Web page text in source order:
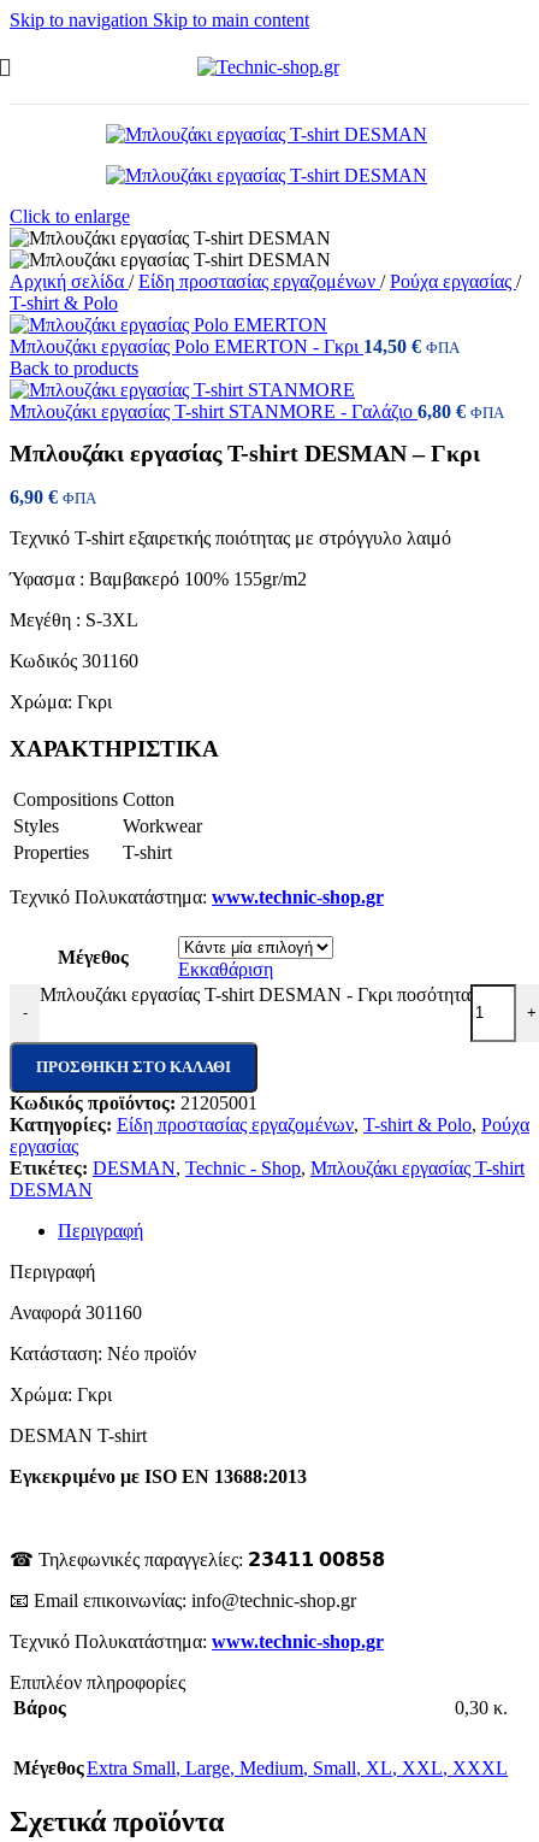
Skip to navigation Skip to main content
Click to enlarge
Αρχική σελίδα / Είδη προστασίας εργαζομένων / Ρούχα εργασίας /
T-shirt & Polo
Μπλουζάκι εργασίας Polo EMERTON - Γκρι 14,50 € ΦΠΑ
Back to products
Μπλουζάκι εργασίας T-shirt STANMORE - Γαλάζιο 6,80 € ΦΠΑ
Μπλουζάκι εργασίας T-shirt DESMAN – Γκρι
6,90 € ΦΠΑ
Τεχνικό T-shirt εξαιρετκής ποιότητας με στρόγγυλο λαιμό
Ύφασμα : Βαμβακερό 100% 155gr/m2
Μεγέθη : S-3XL
Κωδικός 301160
Χρώμα: Γκρι
ΧΑΡΑΚΤΗΡΙΣΤΙΚΑ
Compositions Cotton
Styles
Workwear
Properties
T-shirt
Τεχνικό Πολυκατάστημα: www.technic-shop.gr
Μέγεθος
Εκκαθάριση
-
Μπλουζάκι εργασίας T-shirt DESMAN - Γκρι ποσότητα
+
ΠΡΟΣΘΉΚΗ ΣΤΟ ΚΑΛΆΘΙ
Κωδικός προϊόντος: 21205001
Κατηγορίες: Είδη προστασίας εργαζομένων, T-shirt & Polo, Ρούχα
εργασίας
Ετικέτες: DESMAN, Technic - Shop, Μπλουζάκι εργασίας T-shirt
DESMAN
Περιγραφή
Περιγραφή
Αναφορά 301160
Κατάσταση: Νέο προϊόν
Χρώμα: Γκρι
DESMAN T-shirt
Εγκεκριμένο με ISO EN 13688:2013
☎ Τηλεφωνικές παραγγελίες: 𝟮𝟯𝟰𝟭𝟭 𝟬𝟬𝟴𝟱𝟴
📧 Email επικοινωνίας: info@technic-shop.gr
Τεχνικό Πολυκατάστημα: www.technic-shop.gr
Επιπλέον πληροφορίες
Βάρος
0,30 κ.
ΜέγεθοςExtra Small, Large, Medium, Small, XL, XXL, XXXL
Σχετικά προϊόντα